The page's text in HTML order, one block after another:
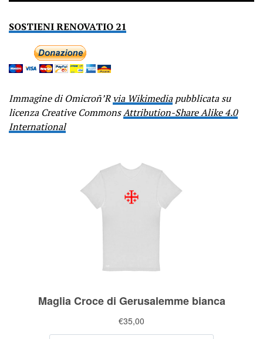
SOSTIENI RENOVATIO 21
Immagine di Omicroñ’Rvia Wikimediapubblicata su
licenza Creative CommonsAttribution-Share Alike 4.0
International